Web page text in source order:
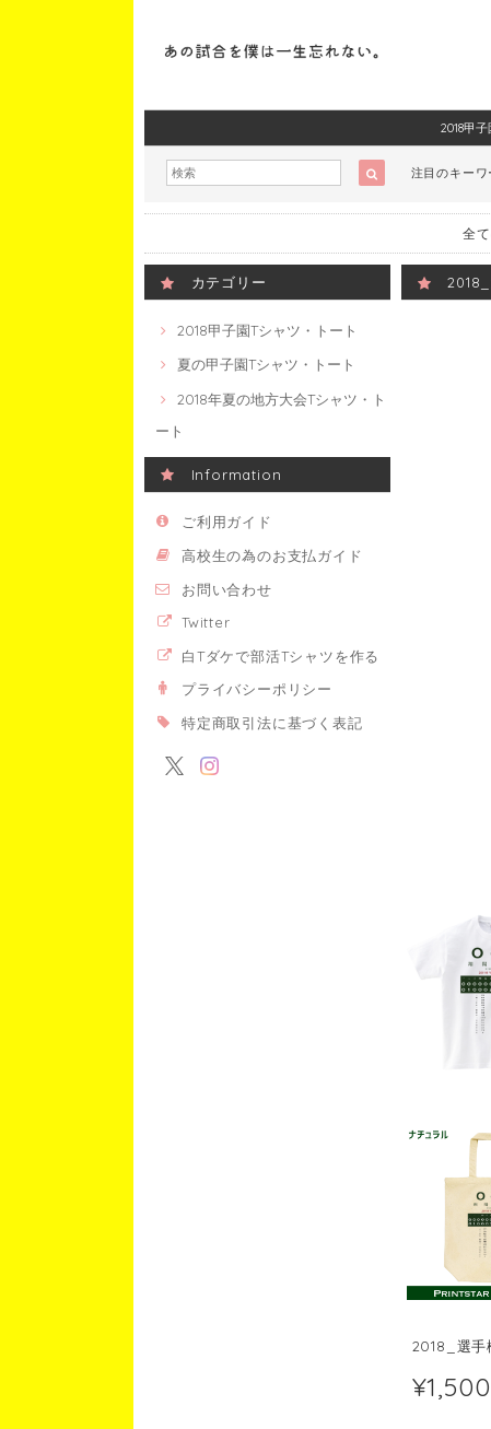
2018甲
注目のキーワ
全
カテゴリー
2018甲子園Tシャツ・トート
夏の甲子園Tシャツ・トート
2018年夏の地方大会Tシャツ・ト
ート
Information
ご利用ガイド
高校生の為のお支払ガイド
お問い合わせ
Twitter
白Tダケで部活Tシャツを作る
プライバシーポリシー
特定商取引法に基づく表記
2018_選手
¥1,500